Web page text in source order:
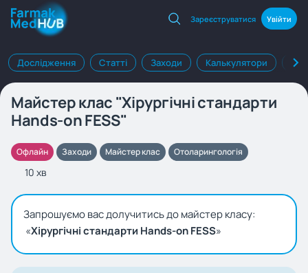
Зареєструватися Увійти
Дослідження Статті Заходи Калькулятори
Майстер клас "Хірургічні стандарти
Hands-on FESS"
Офлайн Заходи Майстер клас Отоларингологія
10 хв
Запрошуємо вас долучитись до майстер класу:
«Хірургічні стандарти Hands-on FESS»